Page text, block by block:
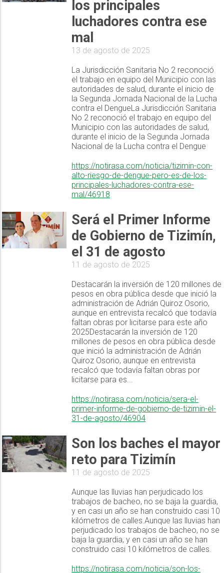
los principales
luchadores contra ese
mal
13 de agosto de 2025
La Jurisdicción Sanitaria No 2 reconoció
el trabajo en equipo del Municipio con las
autoridades de salud, durante el inicio de
la Segunda Jornada Nacional de la Lucha
contra el DengueLa Jurisdicción Sanitaria
No 2 reconoció el trabajo en equipo del
Municipio con las autoridades de salud,
durante el inicio de la Segunda Jornada
Nacional de la Lucha contra el Dengue
https://notirasa.com/noticia/tizimin-con-
alto-riesgo-de-dengue-pero-es-de-los-
principales-luchadores-contra-ese-
mal/46918
Será el Primer Informe
de Gobierno de Tizimín,
el 31 de agosto
11 de agosto de 2025
Destacarán la inversión de 120 millones de
pesos en obra pública desde que inició la
administración de Adrián Quiroz Osorio,
aunque en entrevista recalcó que todavía
faltan obras por licitarse para este año
2025Destacarán la inversión de 120
millones de pesos en obra pública desde
que inició la administración de Adrián
Quiroz Osorio, aunque en entrevista
recalcó que todavía faltan obras por
licitarse para es...
https://notirasa.com/noticia/sera-el-
primer-informe-de-gobierno-de-tizimin-el-
31-de-agosto/46904
Son los baches el mayor
reto para Tizimín
11 de agosto de 2025
Aunque las lluvias han perjudicado los
trabajos de bacheo, no se baja la guardia,
y en casi un año se han construido casi 10
kilómetros de calles.Aunque las lluvias han
perjudicado los trabajos de bacheo, no se
baja la guardia, y en casi un año se han
construido casi 10 kilómetros de calles.
https://notirasa.com/noticia/son-los-